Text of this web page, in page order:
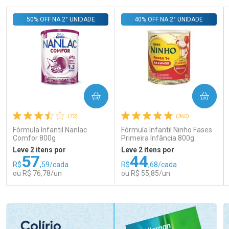
(72)
Fórmula Infantil Nanlac
Comfor 800g
50% OFF NA 2° UNIDADE
Leve 2 itens por
R$57,59/cada
ou R$ 76,78/un
COMPRAR
(360)
Fórmula Infantil Ninho Fases
Primeira Infância 800g
40% OFF NA 2° UNIDADE
Leve 2 itens por
R$44,68/cada
ou R$ 55,85/un
COMPRAR
Laboratório
Por Menos